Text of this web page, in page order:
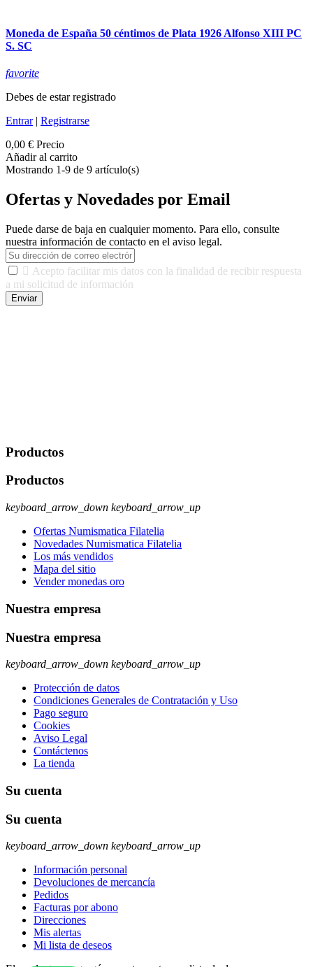
Moneda de España 50 céntimos de Plata 1926 Alfonso XIII PC
S. SC
favorite
Debes de estar registrado
Entrar| Registrarse
0,00 € Precio
Añadir al carrito
Mostrando 1-9 de 9 artículo(s)
Ofertas y Novedades por Email
Puede darse de baja en cualquier momento. Para ello, consulte
nuestra información de contacto en el aviso legal.
 Acepto facilitar mis datos con la finalidad de recibir respuesta
a mi solicitud de información
Enviar
Productos
Productos
keyboard_arrow_down keyboard_arrow_up
Ofertas Numismatica Filatelia
Novedades Numismatica Filatelia
Los más vendidos
Mapa del sitio
Vender monedas oro
Nuestra empresa
Nuestra empresa
keyboard_arrow_down keyboard_arrow_up
Protección de datos
Condiciones Generales de Contratación y Uso
Pago seguro
Cookies
Aviso Legal
Contáctenos
La tienda
Su cuenta
Su cuenta
keyboard_arrow_down keyboard_arrow_up
Información personal
Devoluciones de mercancía
Pedidos
Facturas por abono
Direcciones
Mis alertas
Mi lista de deseos